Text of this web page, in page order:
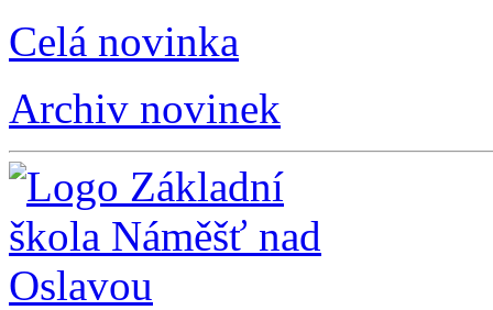
Celá novinka
Archiv novinek